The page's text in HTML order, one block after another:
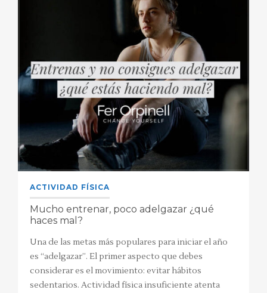
ACTIVIDAD FÍSICA
Mucho entrenar, poco adelgazar ¿qué
haces mal?
Una de las metas más populares para iniciar el año
es “adelgazar”. El primer aspecto que debes
considerar es el movimiento: evitar hábitos
sedentarios. Actividad física insuficiente atenta